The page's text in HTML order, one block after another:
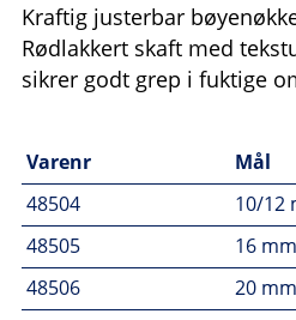
Kraftig justerbar
Rødlakkert skaft med
sikrer godt grep i fuktige
Varenr
Mål
48504
10/12
48505
16 mm
48506
20 mm